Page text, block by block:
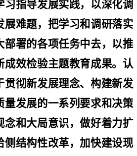
习指导发展实践，以深化调
展难题，把学习和调研落实
部署的各项任务中去，以推
成效检验主题教育成果。认
贯彻新发展理念、构建新发
量发展的一系列要求和决策
念和大局意识，做好着力扩
侧结构性改革，加快建设现